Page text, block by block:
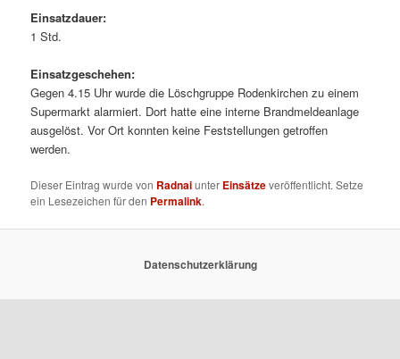
Einsatzdauer:
1 Std.
Einsatzgeschehen:
Gegen 4.15 Uhr wurde die Löschgruppe Rodenkirchen zu einem
Supermarkt alarmiert. Dort hatte eine interne Brandmeldeanlage
ausgelöst. Vor Ort konnten keine Feststellungen getroffen
werden.
Dieser Eintrag wurde von Radnaiunter Einsätzeveröffentlicht. Setze
ein Lesezeichen für den Permalink.
Datenschutzerklärung